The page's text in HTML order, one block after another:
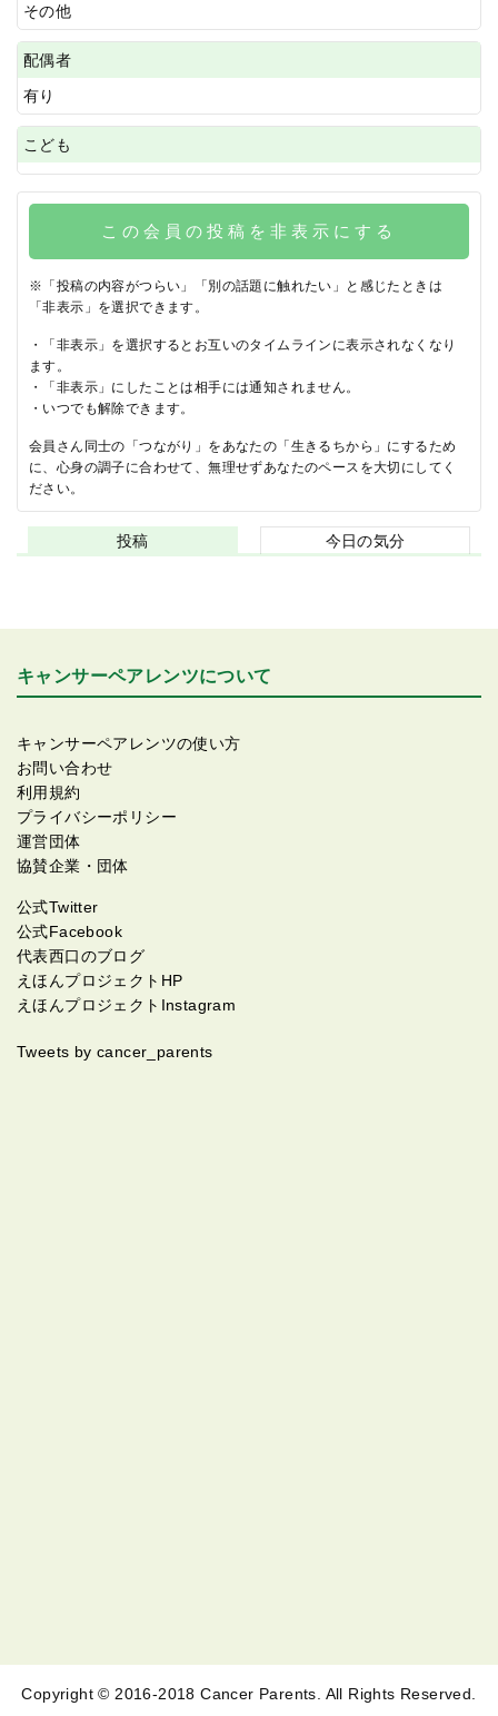
その他
配偶者
有り
こども
この会員の投稿を非表示にする
※「投稿の内容がつらい」「別の話題に触れたい」と感じたときは
「非表示」を選択できます。
・「非表示」を選択するとお互いのタイムラインに表示されなくなり
ます。
・「非表示」にしたことは相手には通知されません。
・いつでも解除できます。
会員さん同士の「つながり」をあなたの「生きるちから」にするため
に、心身の調子に合わせて、無理せずあなたのペースを大切にしてく
ださい。
投稿 今日の気分
キャンサーペアレンツについて
キャンサーペアレンツの使い方
お問い合わせ
利用規約
プライバシーポリシー
運営団体
協賛企業・団体
公式Twitter
公式Facebook
代表西口のブログ
えほんプロジェクトHP
えほんプロジェクトInstagram
Tweets by cancer_parents
Copyright © 2016-2018 Cancer Parents. All Rights Reserved.